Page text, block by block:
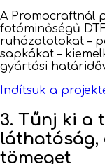
A Promocraftnál
fotóminőségű
ruházatotokat –
sapkákat –
gyártási
Indítsuk a
3. Tűnj ki a
láthatóság,
tömeget